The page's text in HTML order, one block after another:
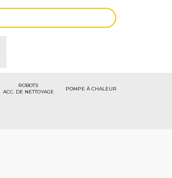
ROBOTS
ACC. DE NETTOYAGE
POMPE À CHALEUR